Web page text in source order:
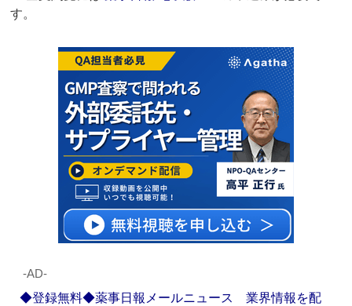
す。
‐AD‐
◆登録無料◆薬事日報メールニュース 業界情報を配